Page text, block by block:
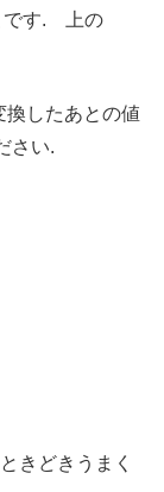
です. 上の
換したあとの値
さい.
きどきうまく